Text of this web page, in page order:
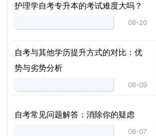
护理学自考专升本的考试难度大吗？
06-20
自考与其他学历提升方式的对比：优
势与劣势分析
06-09
自考常见问题解答：消除你的疑虑
06-07